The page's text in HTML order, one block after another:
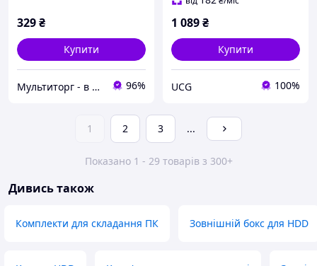
329₴
Купити
Мультиторг - в нас вигідно і надійно. 96%
1 089₴
Купити
UCG 100%
1 2 3 ...
Показано 1 - 29 товарів з 300+
Дивись також
Комплекти для складання ПК Зовнішній бокс для HDD